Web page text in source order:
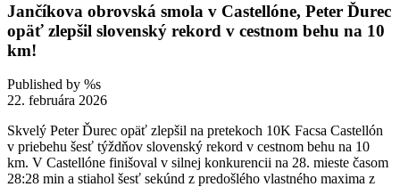
Jančíkova obrovská smola v Castellóne, Peter Ďurec
opäť zlepšil slovenský rekord v cestnom behu na 10
km!
Published by %s
22. februára 2026
Skvelý Peter Ďurec opäť zlepšil na pretekoch 10K Facsa Castellón
v priebehu šesť týždňov slovenský rekord v cestnom behu na 10
km. V Castellóne finišoval v silnej konkurencii na 28. mieste časom
28:28 min a stiahol šesť sekúnd z predošlého vlastného maxima z